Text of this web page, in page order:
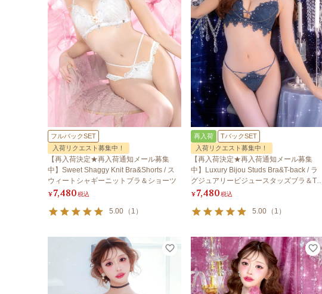
フルバックSET
入荷リクエスト募集中！
【再入荷決定★再入荷通知メール募集
中】Sweet Shaggy Knit Bra&Shorts / ス
ウィートシャギーニットブラ＆ショーツ
¥7,480税込
5.00 （ 1 ）
再入荷
TバックSET
入荷リクエスト募集中！
【再入荷決定★再入荷通知メール募集
中】Luxury Bijou Studs Bra&T-back / ラ
グジュアリービジュースタッズブラ＆Tバ
ック
¥7,480税込
5.00 （ 1 ）